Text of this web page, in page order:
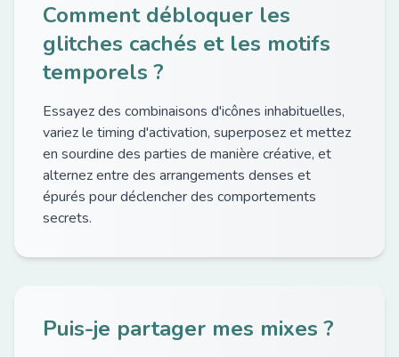
Comment débloquer les
glitches cachés et les motifs
temporels ?
Essayez des combinaisons d'icônes inhabituelles,
variez le timing d'activation, superposez et mettez
en sourdine des parties de manière créative, et
alternez entre des arrangements denses et
épurés pour déclencher des comportements
secrets.
Puis-je partager mes mixes ?